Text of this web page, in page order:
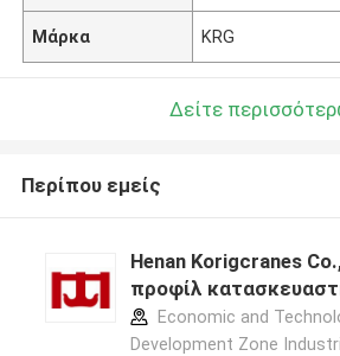
Μάρκα KRG
Δείτε
Περίπου εμείς
Henan Korigcranes
προφίλ
Economic and
Development Zone